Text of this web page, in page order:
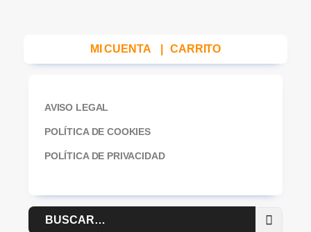
MI CUENTA CARRITO
AVISO LEGAL
POLÍTICA DE COOKIES
POLÍTICA DE PRIVACIDAD
Buscar
por: